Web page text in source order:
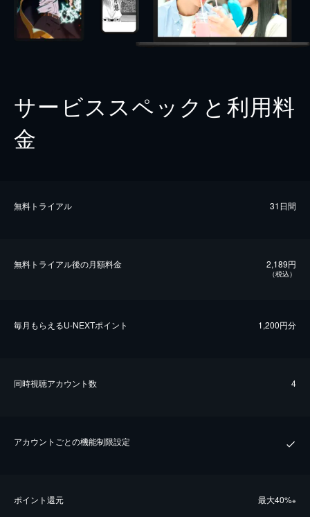
サービススペックと利用料
金
無料トライアル 31日間
無料トライアル後の⽉額料金 2,189円
（税込）
毎⽉もらえるU-NEXTポイント 1,200円分
同時視聴アカウント数 4
アカウントごとの機能制限設定
ポイント還元 最⼤40%※